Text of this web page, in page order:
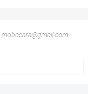
mobceara@gmail.com.